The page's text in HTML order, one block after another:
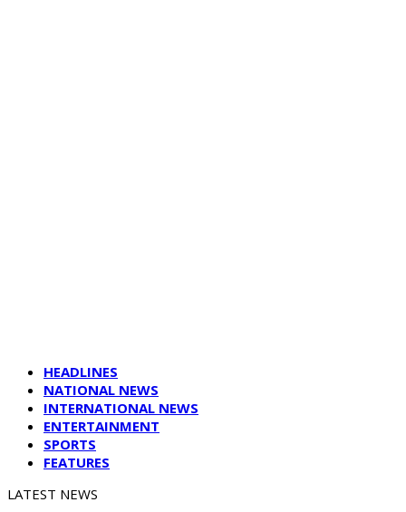
HEADLINES
NATIONAL NEWS
INTERNATIONAL NEWS
ENTERTAINMENT
SPORTS
FEATURES
LATEST NEWS